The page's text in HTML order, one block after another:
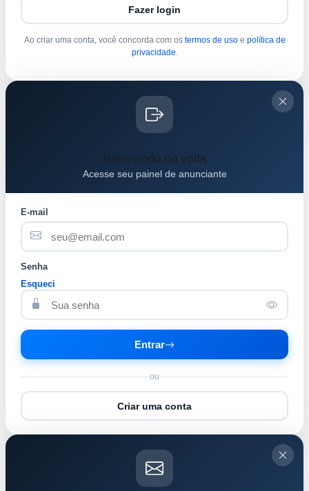
Fazer login
Ao criar uma conta, você concorda com os termos de usoe política de
privacidade.
Bem-vindo de volta
Acesse seu painel de anunciante
E-mail
Senha
Esqueci
Entrar
ou
Criar uma conta